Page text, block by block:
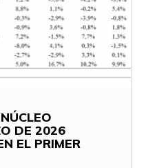
DE 2026
EL PRIMER